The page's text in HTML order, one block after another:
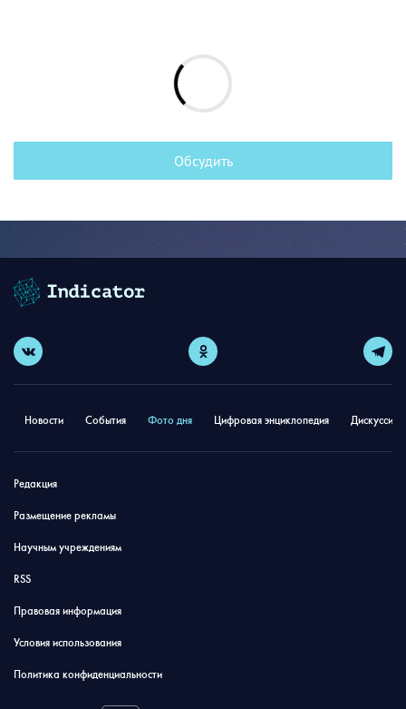
Обсудить
Новости События Фото дня Цифровая энциклопедия
Редакция
Размещение рекламы
Научным учреждениям
RSS
Правовая информация
Условия использования
Политика конфиденциальности